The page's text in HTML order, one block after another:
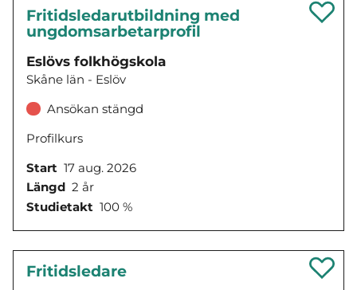
Fritidsledarutbildning med
ungdomsarbetarprofil
Eslövs folkhögskola
Skåne län - Eslöv
Ansökan stängd
Profilkurs
Start 17 aug. 2026
Längd 2 år
Studietakt 100 %
Fritidsledare